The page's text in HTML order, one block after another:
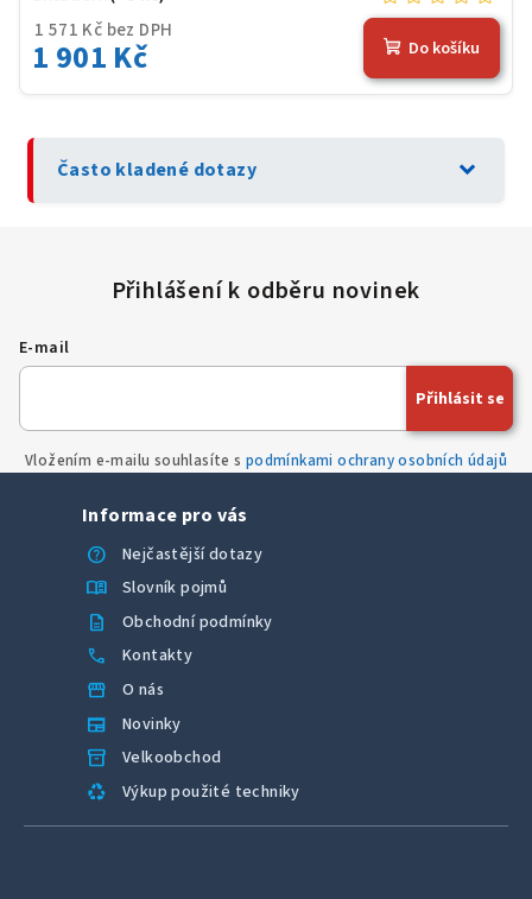
1 571 Kč bez DPH
1 901 Kč Do košíku
Často kladené dotazy expand_more
E-mail
Vložením e-mailu souhlasíte s podmínkami ochrany osobních údajů
Přihlásit se
Informace pro vás
help
Nejčastější dotazy
menu_book Slovník pojmů
description Obchodní podmínky
call Kontakty
storefront O nás
newspaper Novinky
inventory_2 Velkoobchod
recycling Výkup použité techniky